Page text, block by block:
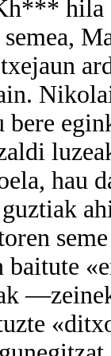
hila
bere
hau
baitute